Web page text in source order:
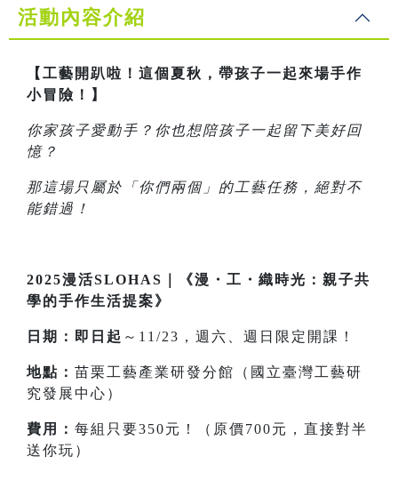
活動內容介紹
【工藝開趴啦！這個夏秋，帶孩子一起來場手作
小冒險！】
你家孩子愛動手？你也想陪孩子一起留下美好回
憶？
那這場只屬於「你們兩個」的工藝任務，絕對不
能錯過！
2025漫活SLOHAS｜《漫・工・織時光：親子共
學的手作生活提案》
日期：即日起 ～11/23，週六、週日限定開課！
地點： 苗栗工藝產業研發分館（國立臺灣工藝研
究發展中心）
費用： 每組只要350元！（原價700元，直接對半
送你玩）